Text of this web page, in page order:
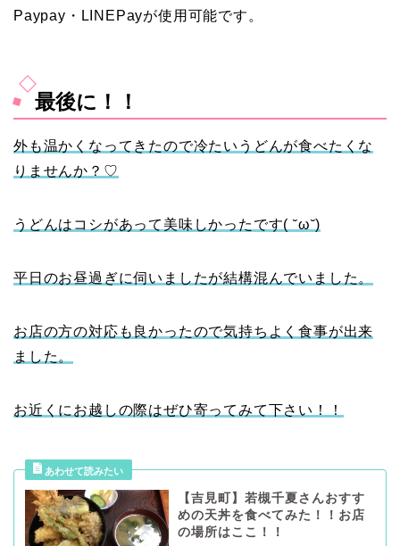
Paypay・LINEPayが使用可能です。
最後に！！
外も温かくなってきたので冷たいうどんが食べたくな
りませんか？♡
うどんはコシがあって美味しかったです( ˘ω˘)
平日のお昼過ぎに伺いましたが結構混んでいました。
お店の方の対応も良かったので気持ちよく食事が出来
ました。
お近くにお越しの際はぜひ寄ってみて下さい！！
【吉見町】若槻千夏さんおすす
めの天丼を食べてみた！！お店
の場所はここ！！